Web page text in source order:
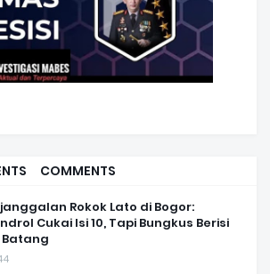
COMMENTS
Rokok Lato di Bogor:
Cukai Isi 10, Tapi Bungkus Berisi
Batang